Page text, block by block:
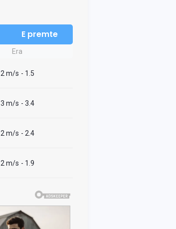
E premte
Era
2 m/s - 1.5
3 m/s - 3.4
2 m/s - 2.4
2 m/s - 1.9